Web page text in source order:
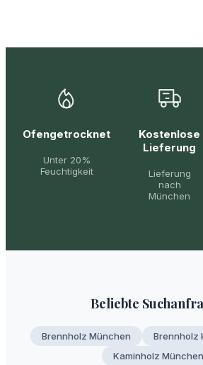
Ofengetrocknet
Unter 20%
Feuchtigkeit
Kostenlose
Lieferung
Lieferung
nach
München
Beliebte
Brennholz München
Brennholz
Kaminholz München